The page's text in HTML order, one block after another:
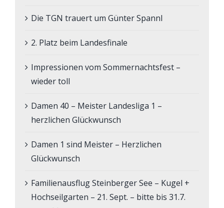
Die TGN trauert um Günter Spannl
2. Platz beim Landesfinale
Impressionen vom Sommernachtsfest –
wieder toll
Damen 40 – Meister Landesliga 1 –
herzlichen Glückwunsch
Damen 1 sind Meister – Herzlichen
Glückwunsch
Familienausflug Steinberger See – Kugel +
Hochseilgarten – 21. Sept. – bitte bis 31.7.